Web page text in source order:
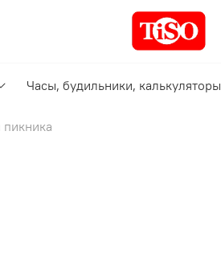
Часы, будильники, калькуляторы